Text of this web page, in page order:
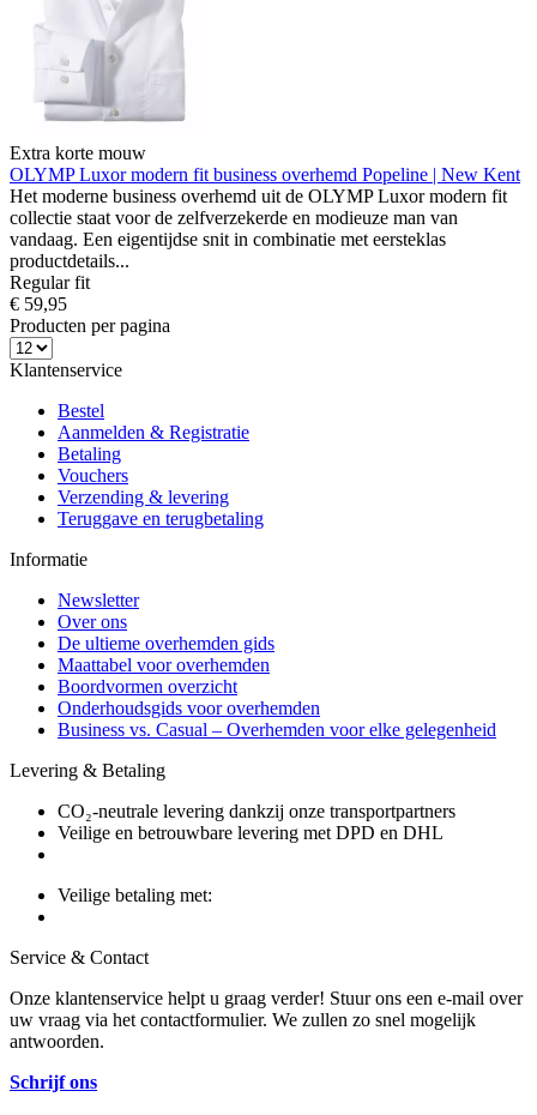
Extra korte mouw
OLYMP Luxor modern fit business overhemd Popeline | New Kent
Het moderne business overhemd uit de OLYMP Luxor modern fit
collectie staat voor de zelfverzekerde en modieuze man van
vandaag. Een eigentijdse snit in combinatie met eersteklas
productdetails...
Regular fit
€ 59,95
Producten per pagina
Klantenservice
Bestel
Aanmelden & Registratie
Betaling
Vouchers
Verzending & levering
Teruggave en terugbetaling
Informatie
Newsletter
Over ons
De ultieme overhemden gids
Maattabel voor overhemden
Boordvormen overzicht
Onderhoudsgids voor overhemden
Business vs. Casual – Overhemden voor elke gelegenheid
Levering & Betaling
CO₂-neutrale levering dankzij onze transportpartners
Veilige en betrouwbare levering met DPD en DHL
Veilige betaling met:
Service & Contact
Onze klantenservice helpt u graag verder! Stuur ons een e-mail over
uw vraag via het contactformulier. We zullen zo snel mogelijk
antwoorden.
Schrijf ons